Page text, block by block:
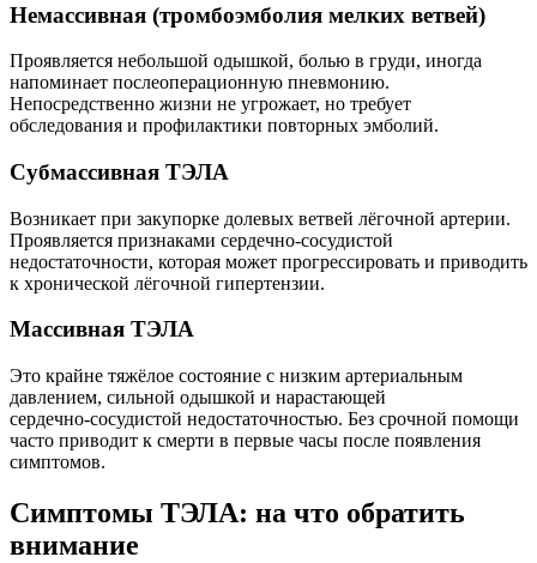
Немассивная (тромбоэмболия мелких ветвей)
Проявляется небольшой одышкой, болью в груди, иногда
напоминает послеоперационную пневмонию.
Непосредственно жизни не угрожает, но требует
обследования и профилактики повторных эмболий.
Субмассивная ТЭЛА
Возникает при закупорке долевых ветвей лёгочной артерии.
Проявляется признаками сердечно‑сосудистой
недостаточности, которая может прогрессировать и приводить
к хронической лёгочной гипертензии.
Массивная ТЭЛА
Это крайне тяжёлое состояние с низким артериальным
давлением, сильной одышкой и нарастающей
сердечно‑сосудистой недостаточностью. Без срочной помощи
часто приводит к смерти в первые часы после появления
симптомов.
Симптомы ТЭЛА: на что обратить
внимание